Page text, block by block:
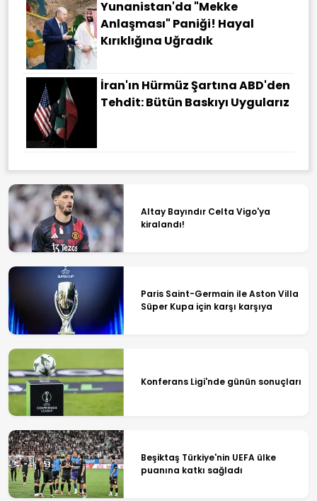
Yunanistan'da "Mekke
Anlaşması" Paniği! Hayal
Kırıklığına Uğradık
İran'ın Hürmüz Şartına ABD'den
Tehdit: Bütün Baskıyı Uygularız
Altay Bayındır Celta Vigo'ya
kiralandı!
Paris Saint-Germain ile Aston Villa
Süper Kupa için karşı karşıya
Konferans Ligi'nde günün sonuçları
Beşiktaş Türkiye'nin UEFA ülke
puanına katkı sağladı